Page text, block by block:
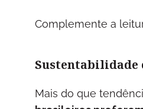
Complemente a
Sustentabilidade
Mais do que